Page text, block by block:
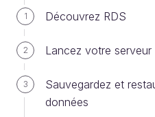
1 Découvrez RDS
2 Lancez votre serveur
3
Sauvegardez et
données